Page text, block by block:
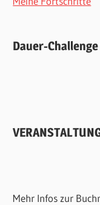
Dauer-
Mehr Infos zur